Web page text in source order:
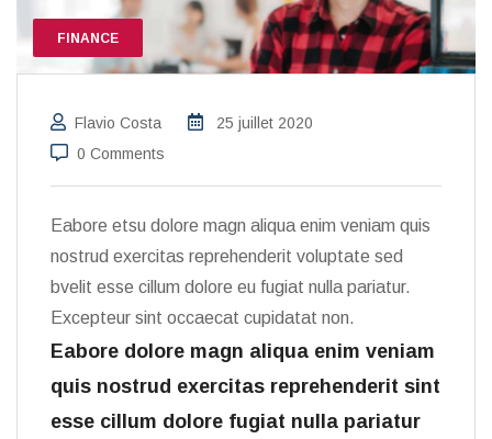
FINANCE
Flavio Costa
25 juillet 2020
0 Comments
Eabore etsu dolore magn aliqua enim veniam quis
nostrud exercitas reprehenderit voluptate sed
bvelit esse cillum dolore eu fugiat nulla pariatur.
Excepteur sint occaecat cupidatat non.
Eabore dolore magn aliqua enim veniam
quis nostrud exercitas reprehenderit sint
esse cillum dolore fugiat nulla pariatur